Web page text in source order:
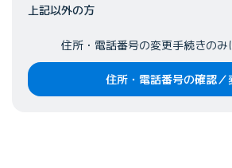
上記以外の方
住所・電話番号の変更手続きのみ
住所・電話番号の確認／